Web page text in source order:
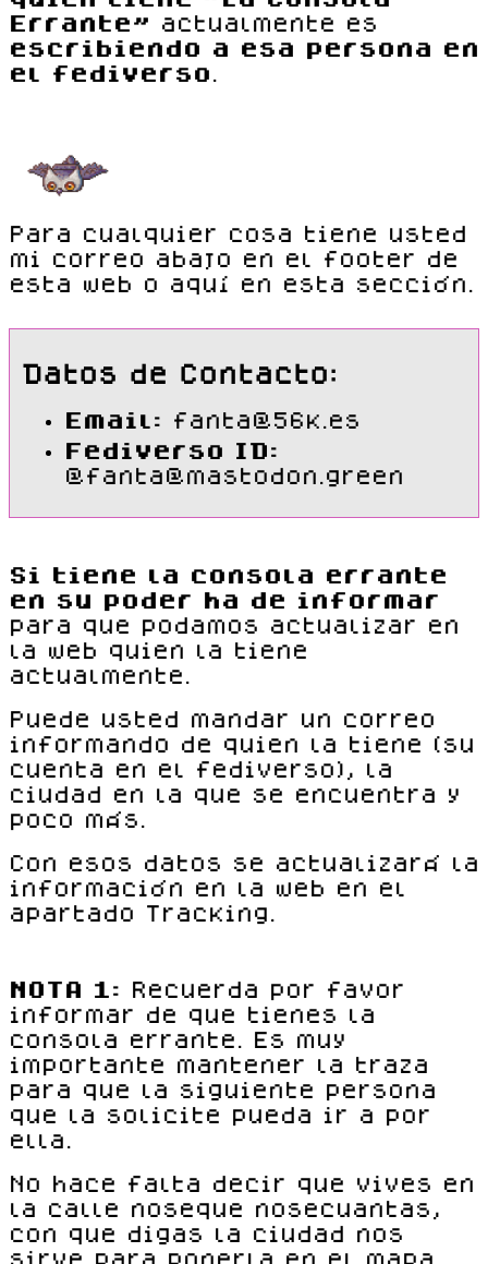
Errante"
actualmente es
escribiendo a esa persona en
el fediverso
Para cualquier cosa tiene usted
mi correo abajo en el footer de
esta web o aquí en esta sección.
Datos de Contacto:
Email: fanta@56k.es
Fediverso ID:
@fanta@mastodon.green
Si tiene la consola errante
en su poder ha de informar
para que podamos actualizar en
la web quien la tiene
actualmente.
Puede usted mandar un correo
informando de quien la tiene (su
cuenta en el fediverso), la
ciudad en la que se encuentra y
poco más.
Con esos datos se actualizará la
información en la web en el
apartado Tracking.
NOTA 1:
Recuerda por favor
informar de que tienes la
consola errante. Es muy
importante mantener la traza
para que la siguiente persona
que la solicite pueda ir a por
ella.
No hace falta decir que vives en
la calle noseque nosecuantas,
con que digas la ciudad nos
sirve para ponerla en el mapa.